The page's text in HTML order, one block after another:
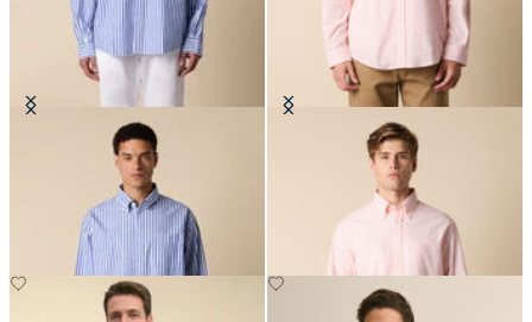
Chemise Friday Regular Fit en
PopeLine avec col Button Down
Chemise Regular Fit en seersucker
avec col Button Down